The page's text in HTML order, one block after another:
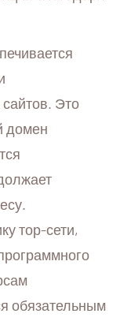
Это
домен
тор-сети,
обязательным